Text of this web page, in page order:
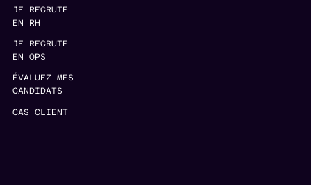
JE RECRUTE
EN RH
JE RECRUTE
EN OPS
ÉVALUEZ MES
CANDIDATS
CAS CLIENT